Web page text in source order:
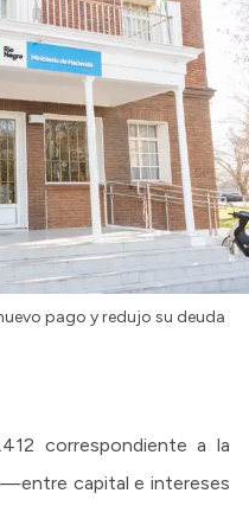
pago y redujo su deuda
correspondiente a la
capital e intereses